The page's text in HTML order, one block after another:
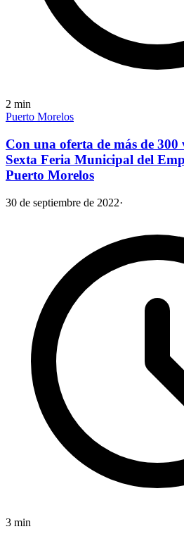
2 min
Puerto Morelos
Con una oferta de más de 300
Sexta Feria Municipal del
Puerto Morelos
30 de septiembre de 2022·
3 min